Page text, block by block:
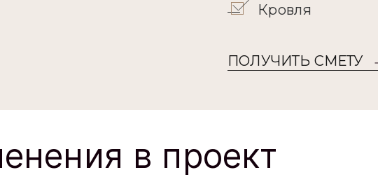
Кровля
ПОЛУЧИТЬ СМЕТУ
в проект